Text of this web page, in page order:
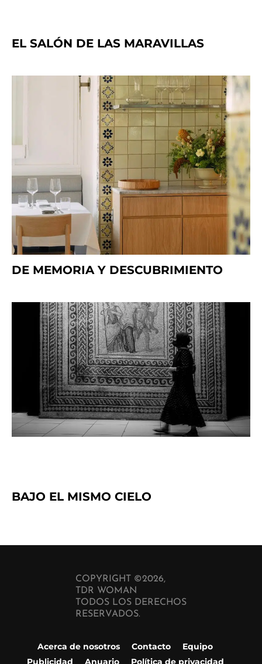
EL SALÓN DE LAS MARAVILLAS
DE MEMORIA Y DESCUBRIMIENTO
BAJO EL MISMO CIELO
COPYRIGHT ©2026,
TDR WOMAN
TODOS LOS DERECHOS
RESERVADOS.
Acerca de nosotros Contacto
Equipo
Publicidad
Anuario Política de privacidad